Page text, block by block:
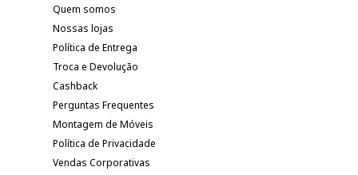
Quem somos
Nossas lojas
Política de Entrega
Troca e Devolução
Cashback
Perguntas Frequentes
Montagem de Móveis
Política de Privacidade
Vendas Corporativas